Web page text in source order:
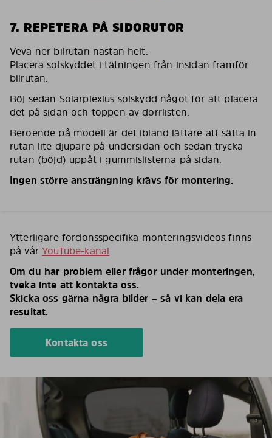
7. REPETERA PÅ SIDORUTOR
Veva ner bilrutan nästan helt.
Placera solskyddet i tätningen från insidan framför
bilrutan.
Böj sedan Solarplexius solskydd något för att placera
det på sidan och toppen av dörrlisten.
Beroende på modell är det ibland lättare att sätta in
rutan lite djupare på undersidan och sedan trycka
rutan (böjd) uppåt i gummislisterna på sidan.
Ingen större ansträngning krävs för montering.
Ytterligare fordonsspecifika monteringsvideos finns
på vårYouTube-kanal
Om du har problem eller frågor under monteringen,
tveka inte att kontakta oss.
Skicka oss gärna några bilder – så vi kan dela era
resultat.
Kontakta oss